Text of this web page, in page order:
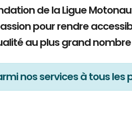
de la Ligue
pour rendre
au plus grand
nos services à tous les